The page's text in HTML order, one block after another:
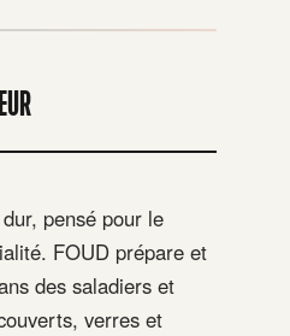
pensé pour le
FOUD prépare et
des saladiers et
verres et